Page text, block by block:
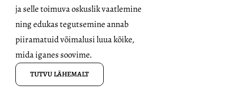
ja selle toimuva oskuslik vaatlemine
ning edukas tegutsemine annab
piiramatuid võimalusi luua kõike,
mida iganes soovime.
TUTVU LÄHEMALT